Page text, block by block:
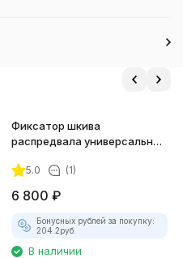
Фиксатор шкива
распредвала универсальный
5.0 (1)
6 800 ₽
Бонусных рублей за покупку:
204.2руб.
В наличии